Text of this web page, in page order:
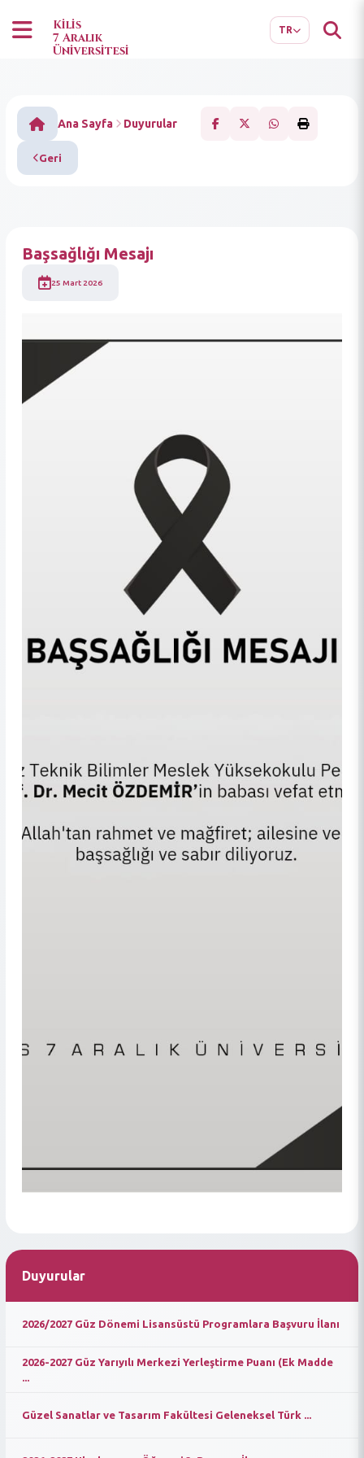
Kilis
7 Aralık
Üniversitesi
TR
Ana Sayfa Duyurular
Geri
Duyurular
2026/2027 Güz Dönemi Lisansüstü Programlara Başvuru İlanı
2026-2027 Güz Yarıyılı Merkezi Yerleştirme Puanı (Ek Madde
Güzel Sanatlar ve Tasarım Fakültesi Geleneksel Türk ...
Başsağlığı Mesajı
25 Mart 2026